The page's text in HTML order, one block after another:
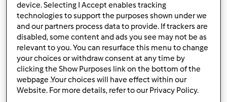
czw., 09/01/2011 - 06:53
Ja proponuję utworzyć jeszcze zbiór "Przetwory z
owoców i warzyw" Szukam przepisu na przecier
device. Selecting I Accept enables tracking
technologies to support the purposes shown under we
and our partners process data to provide. If trackers are
disabled, some content and ads you see may not be as
relevant to you. You can resurface this menu to change
your choices or withdraw consent at any time by
clicking the Show Purposes link on the bottom of the
webpage .Your choices will have effect within our
Website. For more details, refer to our Privacy Policy.